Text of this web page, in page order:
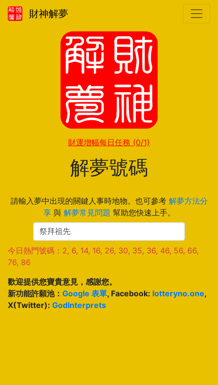
財神解夢
財運增幅每日任務 (0/1)
解夢號碼
請輸入夢中出現的關鍵人事時地物。也可參考 解夢方法分
享與 解夢常見問題 幫助您快速上手。
今日熱門號碼：2, 6, 14, 16, 26, 30, 35, 36, 46, 56, 66,
76, 86
歡迎提供您寶貴意見，感謝您。
新功能許願池： Google 表單, Facebook: lotteryno.one,
X(Twitter): GodInterprets